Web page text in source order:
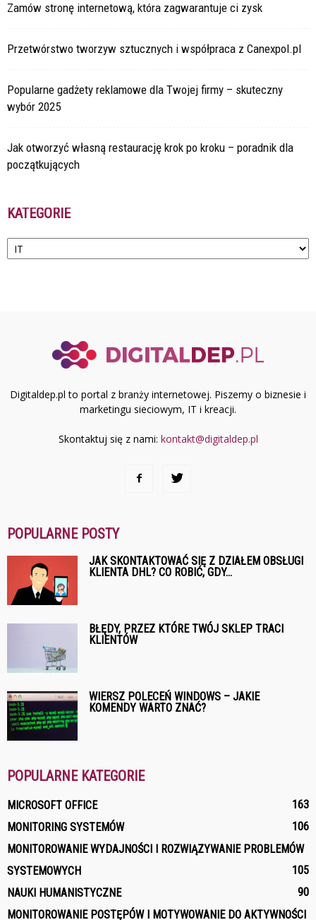
Zamów stronę internetową, która zagwarantuje ci zysk
Przetwórstwo tworzyw sztucznych i współpraca z Canexpol.pl
Popularne gadżety reklamowe dla Twojej firmy – skuteczny
wybór 2025
Jak otworzyć własną restaurację krok po kroku – poradnik dla
początkujących
KATEGORIE
Kategorie
Digitaldep.pl to portal z branży internetowej. Piszemy o biznesie i
marketingu sieciowym, IT i kreacji.
Skontaktuj się z nami: kontakt@digitaldep.pl
POPULARNE POSTY
JAK SKONTAKTOWAĆ SIĘ Z DZIAŁEM OBSŁUGI
KLIENTA DHL? CO ROBIĆ, GDY...
BŁĘDY, PRZEZ KTÓRE TWÓJ SKLEP TRACI
KLIENTÓW
WIERSZ POLECEŃ WINDOWS – JAKIE
KOMENDY WARTO ZNAĆ?
POPULARNE KATEGORIE
MICROSOFT OFFICE
163
MONITORING SYSTEMÓW
106
MONITOROWANIE WYDAJNOŚCI I ROZWIĄZYWANIE PROBLEMÓW
SYSTEMOWYCH
105
NAUKI HUMANISTYCZNE
90
MONITOROWANIE POSTĘPÓW I MOTYWOWANIE DO AKTYWNOŚCI